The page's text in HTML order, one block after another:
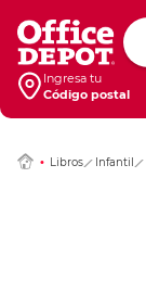
Ingresa tu
Código postal
Libros Infantil